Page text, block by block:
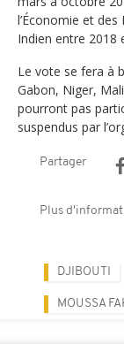
l’Économie et
Indien entre 2018
Le vote se fera à
Gabon, Niger,
pourront pas
suspendus par
Partager
Plus
DJIBOUTI
MOUSSA